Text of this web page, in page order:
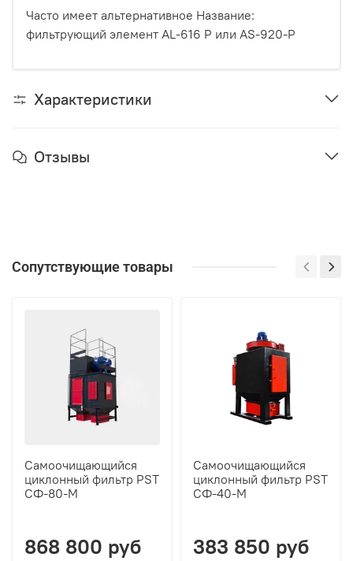
Часто имеет альтернативное Название:
фильтрующий элемент AL-616 P или AS-920-P
Характеристики
Отзывы
Сопутствующие товары
Самоочищающийся
циклонный фильтр PST
СФ-80-М
868 800 руб
Самоочищающийся
циклонный фильтр PST
СФ-40-М
383 850 руб